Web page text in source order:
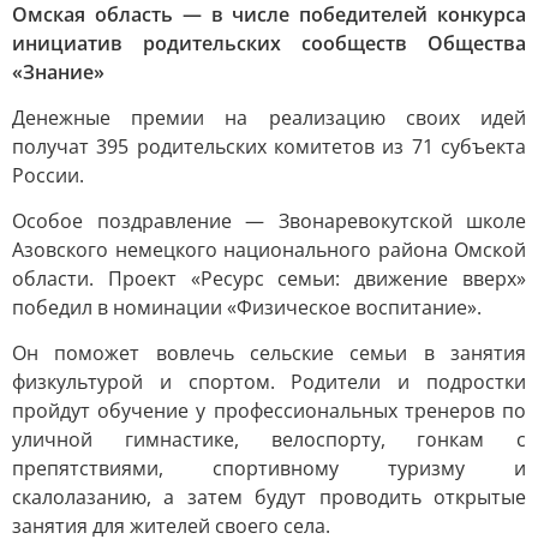
Омская область — в числе победителей конкурса
инициатив родительских сообществ Общества
«Знание»
Денежные премии на реализацию своих идей
получат 395 родительских комитетов из 71 субъекта
России.
Особое поздравление — Звонаревокутской школе
Азовского немецкого национального района Омской
области. Проект «Ресурс семьи: движение вверх»
победил в номинации «Физическое воспитание».
Он поможет вовлечь сельские семьи в занятия
физкультурой и спортом. Родители и подростки
пройдут обучение у профессиональных тренеров по
уличной гимнастике, велоспорту, гонкам с
препятствиями, спортивному туризму и
скалолазанию, а затем будут проводить открытые
занятия для жителей своего села.